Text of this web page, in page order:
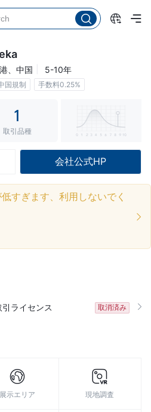
、中国 5-10年
国規制 手数料0.25%
1
取引品種
会社公式HP
すぎます、利用しないでく
ライセンス 取消済み
展示エリア 現地調査